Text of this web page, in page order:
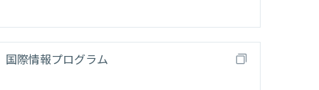
国際情報プログラム